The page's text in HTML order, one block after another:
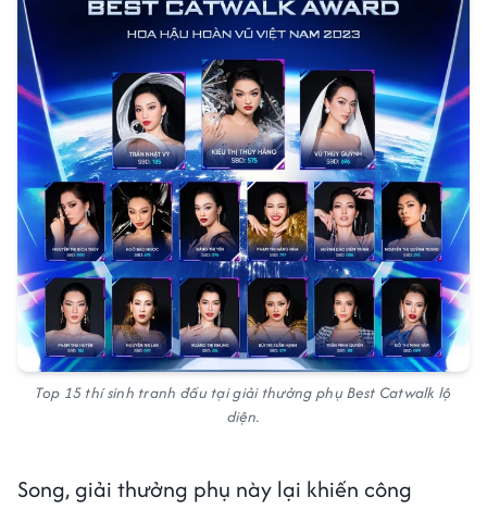
Top 15 thí sinh tranh đấu tại giải thưởng phụ Best Catwalk lộ
diện.
Song, giải thưởng phụ này lại khiến công